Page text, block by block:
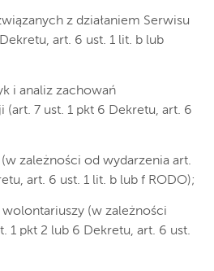
z działaniem Serwisu
art. 6 ust. 1 lit. b lub
i analiz zachowań
7 ust. 1 pkt 6 Dekretu, art. 6
zależności od wydarzenia art.
art. 6 ust. 1 lit. b lub f RODO);
wolontariuszy (w zależności
1 pkt 2 lub 6 Dekretu, art. 6 ust.